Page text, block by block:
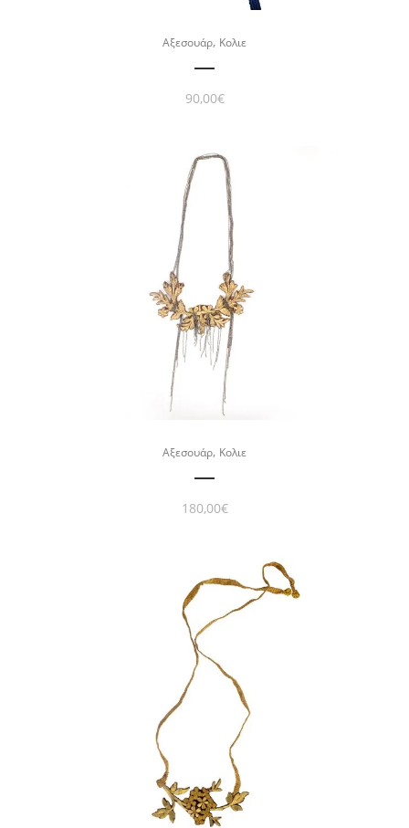
Αξεσουάρ, Κολιε
90,00€
Αξεσουάρ, Κολιε
180,00€